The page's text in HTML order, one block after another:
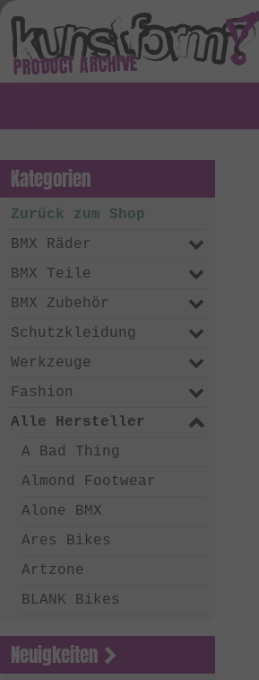
PRODUCT ARCHIVE
Kategorien
Zurück zum Shop
BMX Räder
BMX Teile
BMX Zubehör
Schutzkleidung
Werkzeuge
Fashion
Alle Hersteller
A Bad Thing
Almond Footwear
Alone BMX
Ares Bikes
Artzone
BLANK Bikes
Chico Clothing
Neuigkeiten